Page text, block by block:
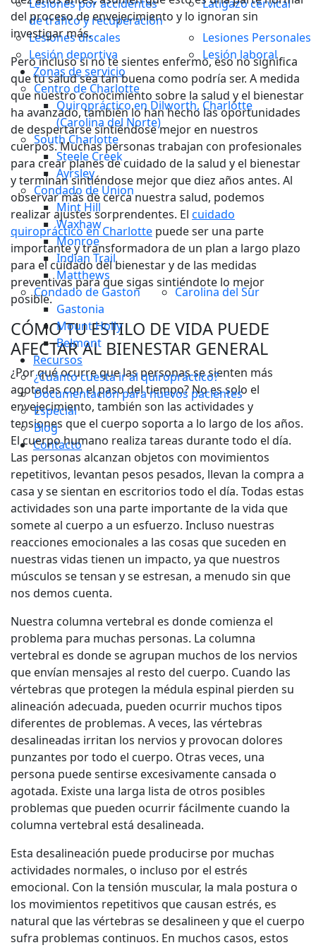
Lesiones por accidentes
de tráfico y recuperación
Latigazo cervical
Lesiones discales
Lesiones Personales
Lesión deportiva
Lesión laboral
Zonas de servicio
Centro de Charlotte
Quiropráctico en Dilworth, Charlotte
(Carolina del Norte)
South Charlotte
Steele Creek
Ayrsley
Condado de Union
Mint Hill
Waxhaw
Monroe
Indian Trail
Matthews
Condado de Gaston
Gastonia
Mount Holly
Belmont
Carolina del Sur
Recursos
¿Cuánto cuesta ir al quiropráctico?
Documentación para nuevos pacientes
Especial
Blog
Contacto
del proceso de envejecimiento y lo ignoran sin
investigar más.
Pero incluso si no te sientes enfermo, eso no significa
que tu salud sea tan buena como podría ser. A medida
que nuestro conocimiento sobre la salud y el bienestar
ha avanzado, también lo han hecho las oportunidades
de despertarse sintiéndose mejor en nuestros
cuerpos. Muchas personas trabajan con profesionales
para crear planes de cuidado de la salud y el bienestar
y terminan sintiéndose mejor que diez años antes. Al
observar más de cerca nuestra salud, podemos
realizar ajustes sorprendentes. El cuidado
quiropráctico en Charlotte puede ser una parte
importante y transformadora de un plan a largo plazo
para el cuidado del bienestar y de las medidas
preventivas para que sigas sintiéndote lo mejor
posible.
CÓMO TU ESTILO DE VIDA PUEDE
AFECTAR AL BIENESTAR GENERAL
¿Por qué ocurre que las personas se sienten más
agotadas con el paso del tiempo? No es solo el
envejecimiento, también son las actividades y
tensiones que el cuerpo soporta a lo largo de los años.
El cuerpo humano realiza tareas durante todo el día.
Las personas alcanzan objetos con movimientos
repetitivos, levantan pesos pesados, llevan la compra a
casa y se sientan en escritorios todo el día. Todas estas
actividades son una parte importante de la vida que
somete al cuerpo a un esfuerzo. Incluso nuestras
reacciones emocionales a las cosas que suceden en
nuestras vidas tienen un impacto, ya que nuestros
músculos se tensan y se estresan, a menudo sin que
nos demos cuenta.
Nuestra columna vertebral es donde comienza el
problema para muchas personas. La columna
vertebral es donde se agrupan muchos de los nervios
que envían mensajes al resto del cuerpo. Cuando las
vértebras que protegen la médula espinal pierden su
alineación adecuada, pueden ocurrir muchos tipos
diferentes de problemas. A veces, las vértebras
desalineadas irritan los nervios y provocan dolores
punzantes por todo el cuerpo. Otras veces, una
persona puede sentirse excesivamente cansada o
agotada. Existe una larga lista de otros posibles
problemas que pueden ocurrir fácilmente cuando la
columna vertebral está desalineada.
Esta desalineación puede producirse por muchas
actividades normales, o incluso por el estrés
emocional. Con la tensión muscular, la mala postura o
los movimientos repetitivos que causan estrés, es
natural que las vértebras se desalineen y que el cuerpo
sufra problemas continuos. En muchos casos, estos